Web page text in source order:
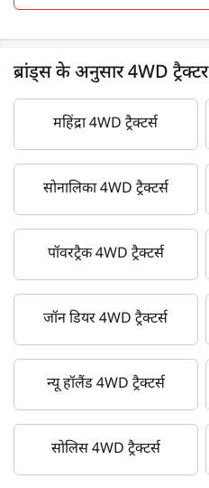
ब्रांड्स के अनुसार 4WD ट्रैक्टर
महिंद्रा 4WD ट्रैक्टर्स
सोनालिका 4WD ट्रैक्टर्स
पॉवरट्रैक 4WD ट्रैक्टर्स
जॉन डियर 4WD ट्रैक्टर्स
न्यू हॉलैंड 4WD ट्रैक्टर्स
सोलिस 4WD ट्रैक्टर्स